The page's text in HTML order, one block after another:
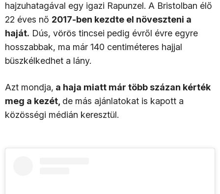
hajzuhatagával egy igazi Rapunzel. A Bristolban élő
22 éves nő 2017-ben kezdte el növeszteni a
haját. Dús, vörös tincsei pedig évről évre egyre
hosszabbak, ma már 140 centiméteres hajjal
büszkélkedhet a lány.
Azt mondja, a haja miatt már több százan kérték
meg a kezét, de más ajánlatokat is kapott a
közösségi médián keresztül.